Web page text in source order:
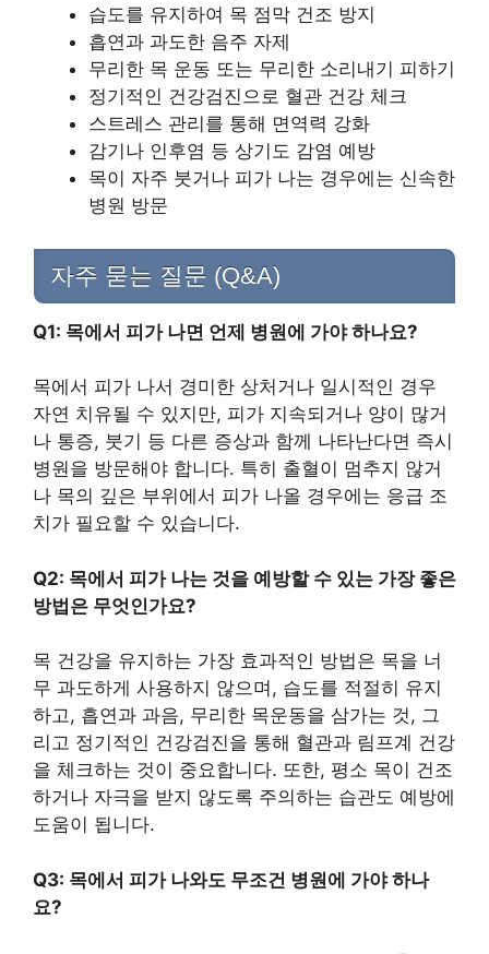
습도를 유지하여 목 점막 건조 방지
흡연과 과도한 음주 자제
무리한 목 운동 또는 무리한 소리내기 피하기
정기적인 건강검진으로 혈관 건강 체크
스트레스 관리를 통해 면역력 강화
감기나 인후염 등 상기도 감염 예방
목이 자주 붓거나 피가 나는 경우에는 신속한
병원 방문
자주 묻는 질문 (Q&A)
Q1: 목에서 피가 나면 언제 병원에 가야 하나요?
목에서 피가 나서 경미한 상처거나 일시적인 경우
자연 치유될 수 있지만, 피가 지속되거나 양이 많거
나 통증, 붓기 등 다른 증상과 함께 나타난다면 즉시
병원을 방문해야 합니다. 특히 출혈이 멈추지 않거
나 목의 깊은 부위에서 피가 나올 경우에는 응급 조
치가 필요할 수 있습니다.
Q2: 목에서 피가 나는 것을 예방할 수 있는 가장 좋은
방법은 무엇인가요?
목 건강을 유지하는 가장 효과적인 방법은 목을 너
무 과도하게 사용하지 않으며, 습도를 적절히 유지
하고, 흡연과 과음, 무리한 목운동을 삼가는 것, 그
리고 정기적인 건강검진을 통해 혈관과 림프계 건강
을 체크하는 것이 중요합니다. 또한, 평소 목이 건조
하거나 자극을 받지 않도록 주의하는 습관도 예방에
도움이 됩니다.
Q3: 목에서 피가 나와도 무조건 병원에 가야 하나
요?